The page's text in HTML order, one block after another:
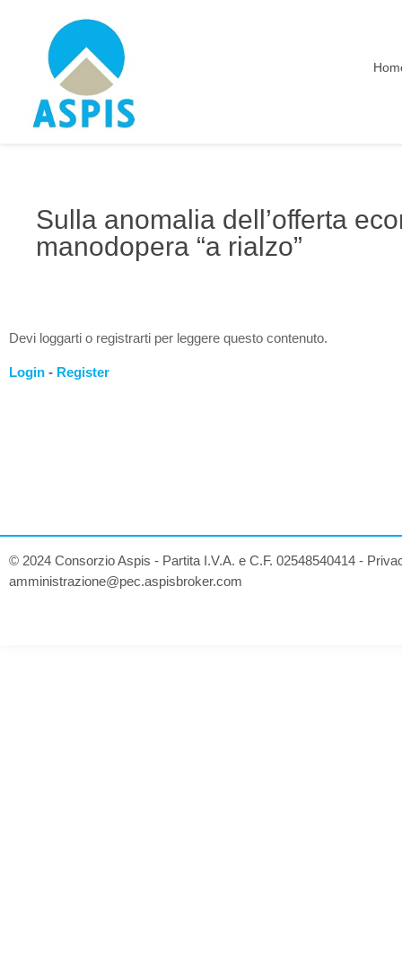
Sulla anomalia dell’offerta
manodopera “a rialzo”
Devi loggarti o registrarti per leggere questo contenuto.
Login - Register
© 2024 Consorzio Aspis - Partita I.V.A. e C.F. 02548540414 -
amministrazione@pec.aspisbroker.com